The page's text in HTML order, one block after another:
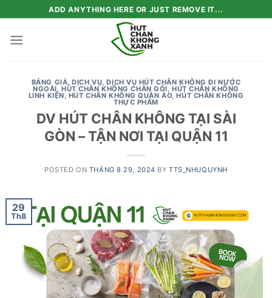
to
content
ADD ANYTHING HERE OR JUST REMOVE IT...
BẢNG GIÁ,DỊCH VỤ,DỊCH VỤ HÚT CHÂN KHÔNG ĐI NƯỚC
NGOÀI,HÚT CHÂN KHÔNG CHĂN GỐI,HÚT CHÂN KHÔNG
LINH KIỆN, HÚT CHÂN KHÔNG QUẦN ÁO,HÚT CHÂN KHÔNG
THỰC PHẨM
DV HÚT CHÂN KHÔNG TẠI SÀI
GÒN – TẬN NƠI TẠI QUẬN 11
POSTED ON THÁNG 8 29, 2024 BYTTS_NHUQUYNH
29
Th8